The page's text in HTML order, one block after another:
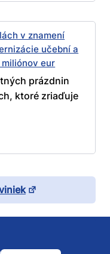
v znamení
učební a
eur
prázdnin
ktoré zriaďuje